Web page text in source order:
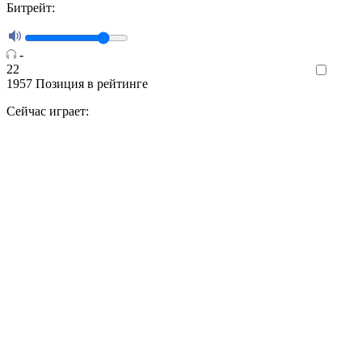
Битрейт:
-
22
1957 Позиция в рейтинге
Сейчас играет: